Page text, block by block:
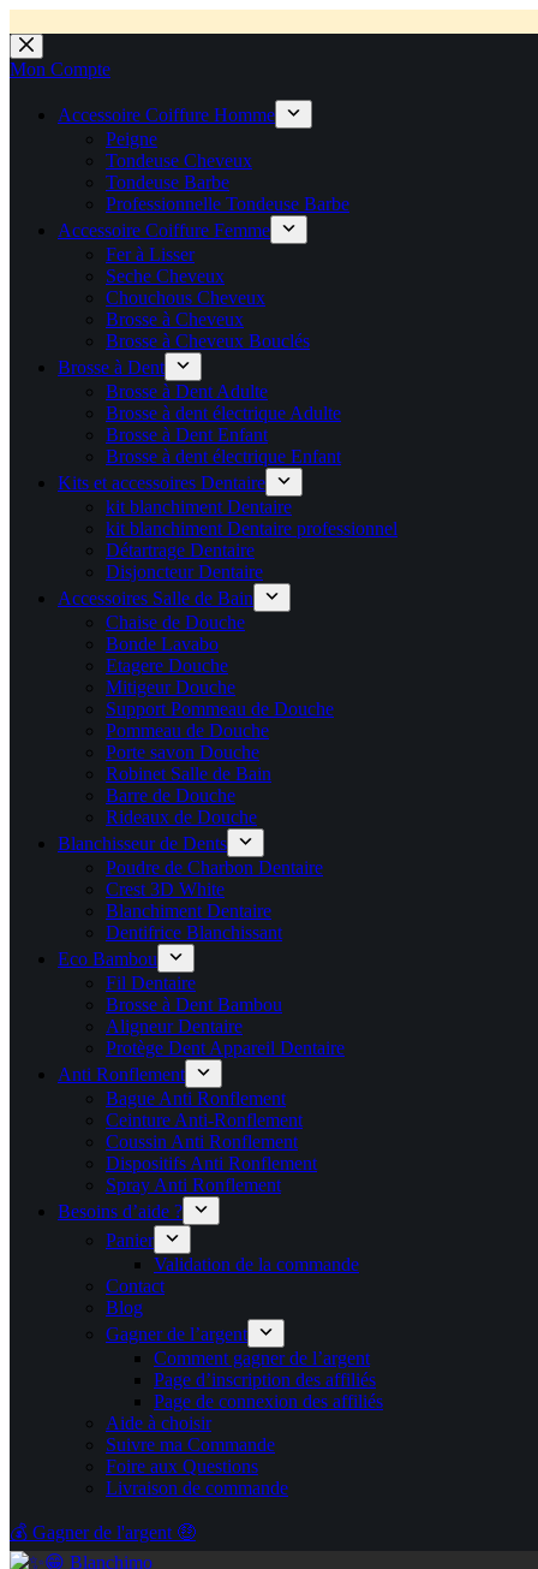
Passer
au
Mon Compte
Accessoire Coiffure Homme
Peigne
Tondeuse Cheveux
Tondeuse Barbe
Professionnelle Tondeuse Barbe
Accessoire Coiffure Femme
Fer à Lisser
Seche Cheveux
Chouchous Cheveux
Brosse à Cheveux
Brosse à Cheveux Bouclés
Brosse à Dent
Brosse à Dent Adulte
Brosse à dent électrique Adulte
Brosse à Dent Enfant
Brosse à dent électrique Enfant
Kits et accessoires Dentaire
kit blanchiment Dentaire
kit blanchiment Dentaire professionnel
Détartrage Dentaire
Disjoncteur Dentaire
Accessoires Salle de Bain
Chaise de Douche
Bonde Lavabo
Etagere Douche
Mitigeur Douche
Support Pommeau de Douche
Pommeau de Douche
Porte savon Douche
Robinet Salle de Bain
Barre de Douche
Rideaux de Douche
Blanchisseur de Dents
Poudre de Charbon Dentaire
Crest 3D White
Blanchiment Dentaire
Dentifrice Blanchissant
Eco Bambou
Fil Dentaire
Brosse à Dent Bambou
Aligneur Dentaire
Protège Dent Appareil Dentaire
Anti Ronflement
Bague Anti Ronflement
Ceinture Anti-Ronflement
Coussin Anti Ronflement
Dispositifs Anti Ronflement
Spray Anti Ronflement
Besoins d’aide ?
Panier
Validation de la commande
Contact
Blog
Gagner de l’argent
Comment gagner de l’argent
Page d’inscription des affiliés
Page de connexion des affiliés
Aide à choisir
Suivre ma Commande
Foire aux Questions
Livraison de commande
💰 Gagner de l'argent 🤑